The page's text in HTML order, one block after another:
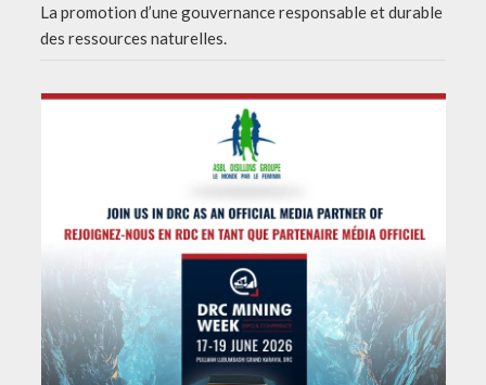
La promotion d’une gouvernance responsable et durable
des ressources naturelles.